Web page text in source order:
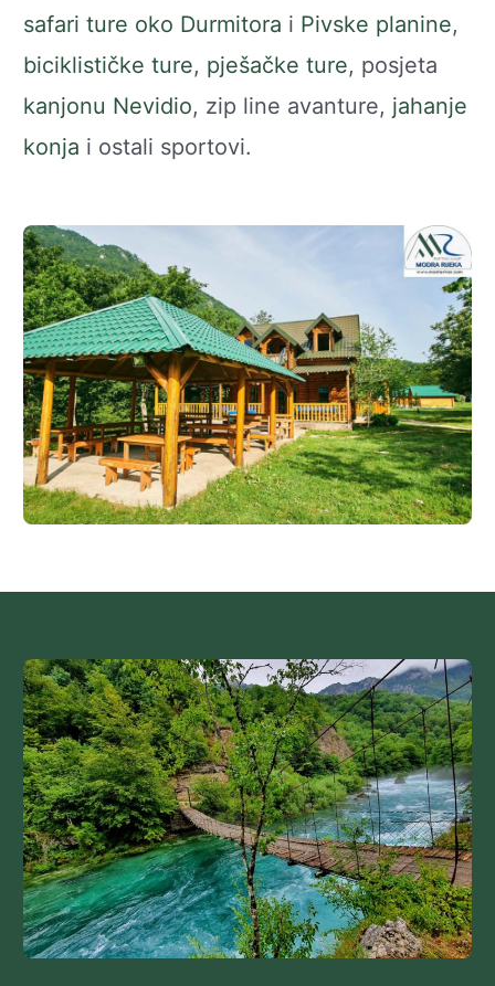
safari ture oko Durmitora i Pivske planine,
biciklističke ture, pješačke ture, posjeta
kanjonu Nevidio, zip line avanture, jahanje
konja i ostali sportovi.